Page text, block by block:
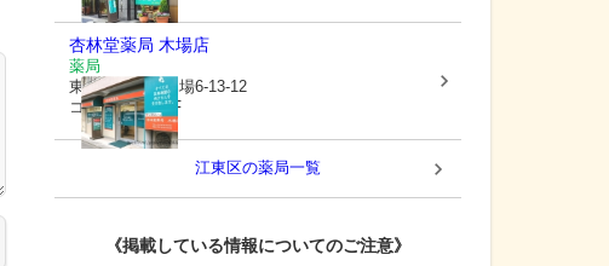
杏林堂薬局 木場店
薬局
東京都江東区木場6-13-12
コーポ千代乃1F
江東区の薬局一覧
《掲載している情報についてのご注意》